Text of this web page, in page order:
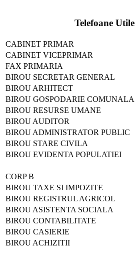
Telefoane Utile
CABINET PRIMAR
CABINET VICEPRIMAR
FAX PRIMARIA
BIROU SECRETAR GENERAL
BIROU ARHITECT
BIROU GOSPODARIE COMUNALA
BIROU RESURSE UMANE
BIROU AUDITOR
BIROU ADMINISTRATOR PUBLIC
BIROU STARE CIVILA
BIROU EVIDENTA POPULATIEI
CORP B
BIROU TAXE SI IMPOZITE
BIROU REGISTRUL AGRICOL
BIROU ASISTENTA SOCIALA
BIROU CONTABILITATE
BIROU CASIERIE
BIROU ACHIZITII